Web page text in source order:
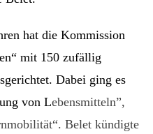
hat die Kommission
mit 150 zufällig
Dabei ging es
von Lebensmitteln”,
Belet kündigte